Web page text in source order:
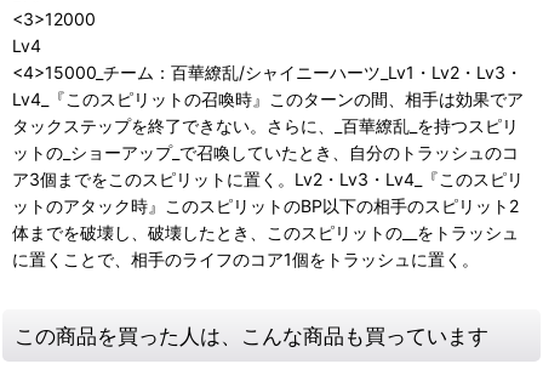
<3>12000
Lv4
<4>15000_チーム：百華繚乱/シャイニーハーツ_Lv1・Lv2・Lv3・
Lv4_『このスピリットの召喚時』このターンの間、相手は効果でア
タックステップを終了できない。さらに、_百華繚乱_を持つスピリ
ットの_ショーアップ_で召喚していたとき、自分のトラッシュのコ
ア3個までをこのスピリットに置く。Lv2・Lv3・Lv4_『このスピリ
ットのアタック時』このスピリットのBP以下の相手のスピリット2
体までを破壊し、破壊したとき、このスピリットの__をトラッシュ
に置くことで、相手のライフのコア1個をトラッシュに置く。
この商品を買った人は、こんな商品も買っています